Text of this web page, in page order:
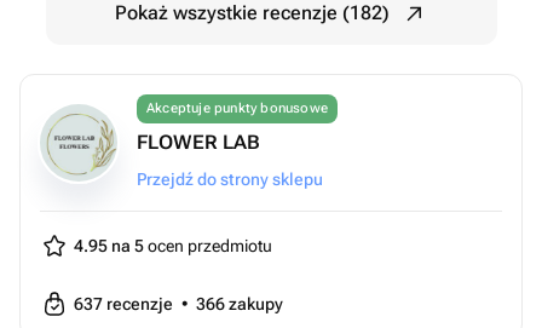
Pokaż wszystkie recenzje (182)
Akceptuje punkty bonusowe
FLOWER LAB
Przejdź do strony sklepu
4.95 na 5ocen przedmiotu
637 recenzje • 366zakupy